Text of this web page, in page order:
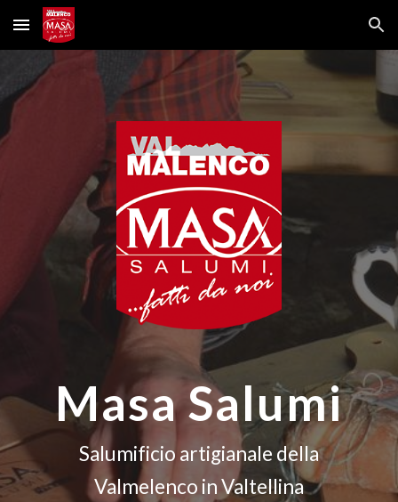
Skip to main content Skip to navigation
Masa Salumi
Salumificio artigianale della
Valmelenco in Valtellina